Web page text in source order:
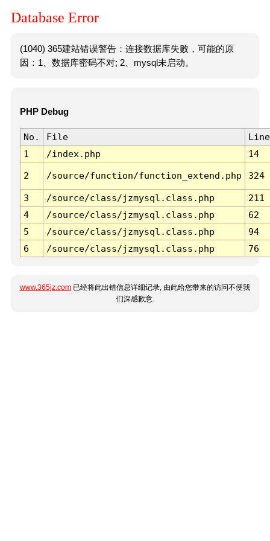
Database Error
(1040) 365建站错误警告：连接数据库失败，可能的原
因：1、数据库密码不对; 2、mysql未启动。
PHP Debug
No. File
Line
1
/index.php 14
2 /source/function/function_extend.php 324
3 /source/class/jzmysql.class.php
211
4
/source/class/jzmysql.class.php
62
5
/source/class/jzmysql.class.php
94
6
/source/class/jzmysql.class.php 76
www.365jz.com 已经将此出错信息详细记录, 由此给您带来的访问不便我
们深感歉意.